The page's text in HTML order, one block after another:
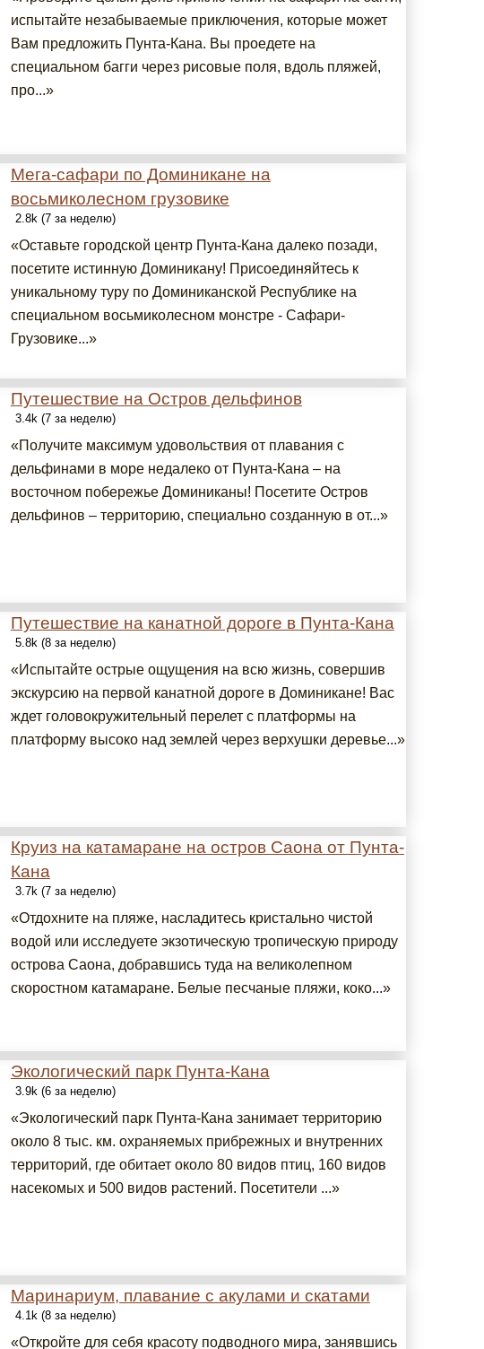
испытайте незабываемые приключения, которые может
Вам предложить Пунта-Кана. Вы проедете на
специальном багги через рисовые поля, вдоль пляжей,
про...»
Мега-сафари по Доминикане на
восьмиколесном грузовике
2.8k (7 за неделю)
«Оставьте городской центр Пунта-Кана далеко позади,
посетите истинную Доминикану! Присоединяйтесь к
уникальному туру по Доминиканской Республике на
специальном восьмиколесном монстре - Сафари-
Грузовике...»
Путешествие на Остров дельфинов
3.4k (7 за неделю)
«Получите максимум удовольствия от плавания с
дельфинами в море недалеко от Пунта-Кана – на
восточном побережье Доминиканы! Посетите Остров
дельфинов – территорию, специально созданную в от...»
Путешествие на канатной дороге в Пунта-Кана
5.8k (8 за неделю)
«Испытайте острые ощущения на всю жизнь, совершив
экскурсию на первой канатной дороге в Доминикане! Вас
ждет головокружительный перелет с платформы на
платформу высоко над землей через верхушки деревье...»
Круиз на катамаране на остров Саона от Пунта-
Кана
3.7k (7 за неделю)
«Отдохните на пляже, насладитесь кристально чистой
водой или исследуете экзотическую тропическую природу
острова Саона, добравшись туда на великолепном
скоростном катамаране. Белые песчаные пляжи, коко...»
Экологический парк Пунта-Кана
3.9k (6 за неделю)
«Экологический парк Пунта-Кана занимает территорию
около 8 тыс. км. охраняемых прибрежных и внутренних
территорий, где обитает около 80 видов птиц, 160 видов
насекомых и 500 видов растений. Посетители ...»
Маринариум, плавание с акулами и скатами
4.1k (8 за неделю)
«Откройте для себя красоту подводного мира, занявшись